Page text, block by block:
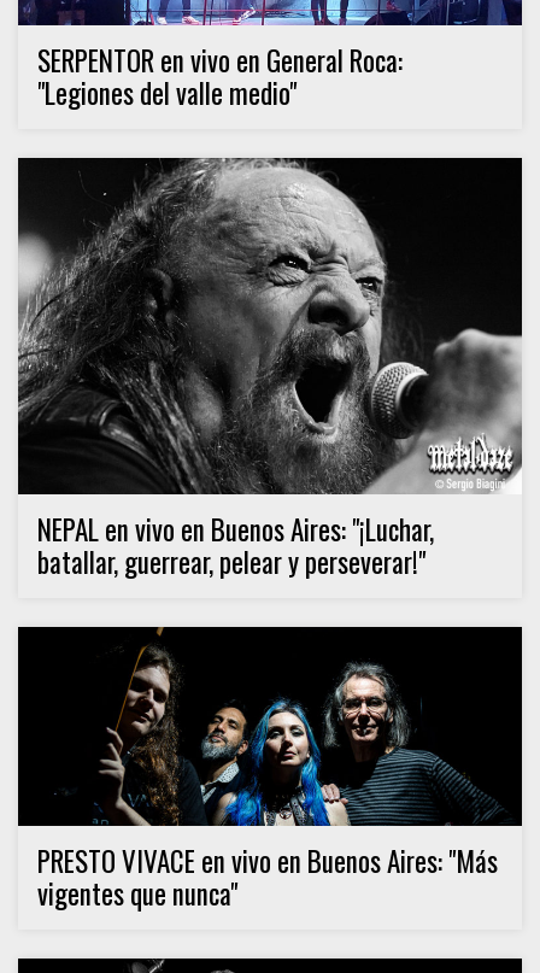
SERPENTOR en vivo en General Roca:
"Legiones del valle medio"
NEPAL en vivo en Buenos Aires: "¡Luchar,
batallar, guerrear, pelear y perseverar!"
PRESTO VIVACE en vivo en Buenos Aires: "Más
vigentes que nunca"